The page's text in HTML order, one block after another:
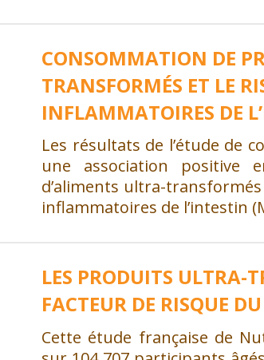
CONSOMMATION DE
TRANSFORMÉS ET LE
INFLAMMATOIRES DE
Les résultats de l’étude de
une association positive
d’aliments ultra-
inflammatoires de l’intestin
LES PRODUITS ULTRA-
FACTEUR DE RISQUE
Cette étude française de